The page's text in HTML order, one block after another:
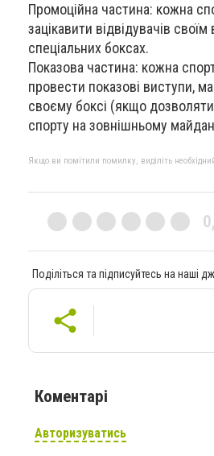
Промоційна частина: кожна
зацікавити відвідувачів
спеціальних боксах.
Показова частина: кожна
провести показові виступи,
своєму боксі (якщо
спорту на зовнішньому
Якщо ви помітили помилку, виділіть
Поділіться та підписуйтесь на наші
Коментарі
Авторизуватись